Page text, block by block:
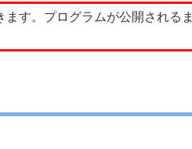
す。プログラムが公開される